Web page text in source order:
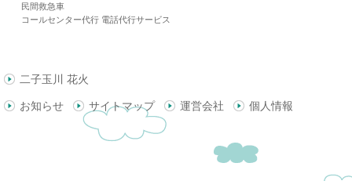
民間救急車
コールセンター代行 電話代行サービス
二子玉川 花火
お知らせ サイトマップ 運営会社 個人情報